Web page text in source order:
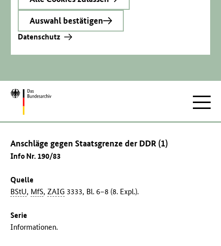
Auswahl bestätigen
Datenschutz
Zur
Anschläge gegen Staatsgrenze der DDR (1)
Info Nr. 190/83
Quelle
BStU, MfS,ZAIG 3333, Bl. 6–8 (8. Expl.).
Serie
Informationen.